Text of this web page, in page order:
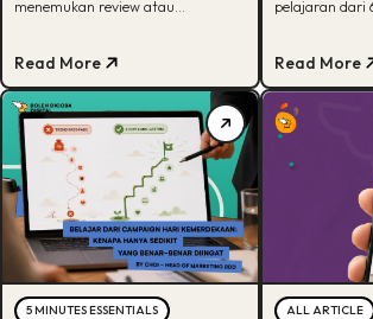
menemukan review atau
pengalaman pelanggan sering
seseorang memutuskan membeli.
Di sinilah electronic word of mouth
(eWOM) berperan. Artikel ini akan
membahas pengertian, jenis,
tahapan, dan cara
memanfaatkannya agar brand
semakin dipercaya dan membantu
untuk meningkatkan […]
Read More
pelajaran dari
marketing
Read More
5 MINUTES ESSENTIALS ALL ARTICLE